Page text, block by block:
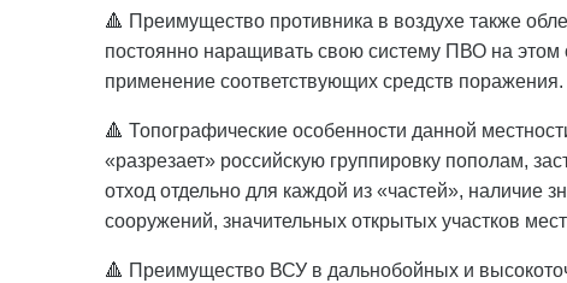
🔺 Преимущество противника в воздухе также
постоянно наращивать свою систему ПВО на
применение соответствующих средств поражения.
🔺 Топографические особенности данной
«разрезает» российскую группировку пополам,
отход отдельно для каждой из «частей», наличие
сооружений, значительных открытых участков
🔺 Преимущество ВСУ в дальнобойных и